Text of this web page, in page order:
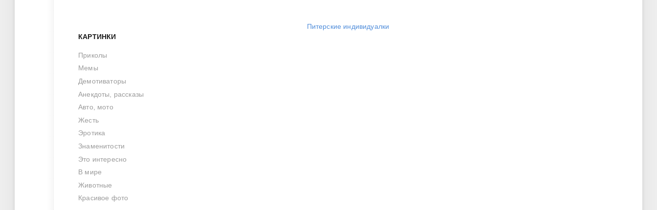
Питерские индивидуалки
КАРТИНКИ
Приколы
Мемы
Демотиваторы
Анекдоты, рассказы
Авто, мото
Жесть
Эротика
Знаменитости
Это интересно
В мире
Животные
Красивое фото